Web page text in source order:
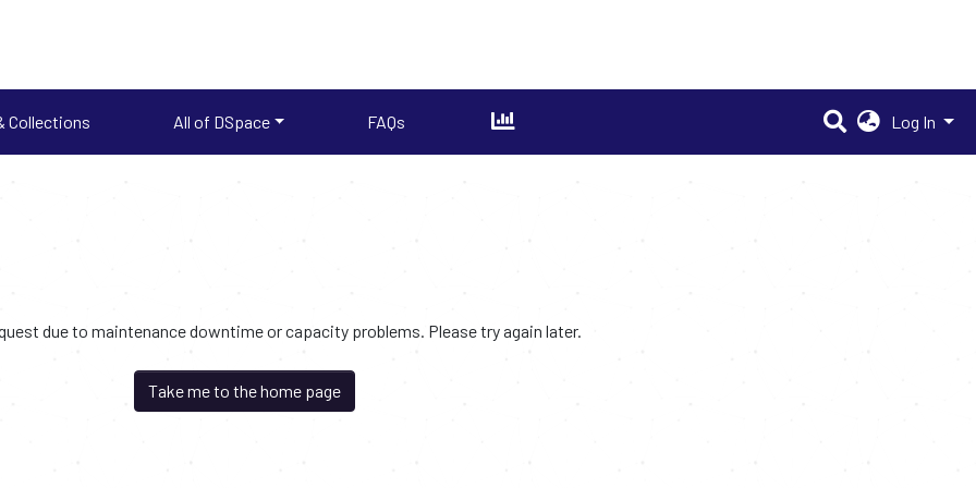
Collections All of DSpace FAQs Log In
due to maintenance downtime or capacity problems. Please try again later.
Take me to the home page